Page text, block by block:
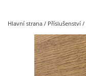
Hlavní strana / Příslušenství /